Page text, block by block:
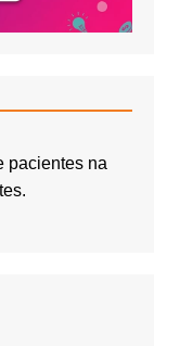
pacientes na